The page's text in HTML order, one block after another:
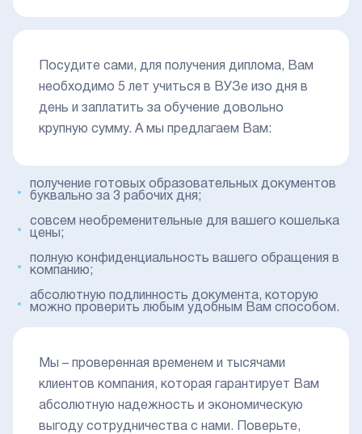
Посудите сами, для получения диплома, Вам
необходимо 5 лет учиться в ВУЗе изо дня в
день и заплатить за обучение довольно
крупную сумму. А мы предлагаем Вам:
получение готовых образовательных документов
буквально за 3 рабочих дня;
совсем необременительные для вашего кошелька
цены;
полную конфиденциальность вашего обращения в
компанию;
абсолютную подлинность документа, которую
можно проверить любым удобным Вам способом.
Мы – проверенная временем и тысячами
клиентов компания, которая гарантирует Вам
абсолютную надежность и экономическую
выгоду сотрудничества с нами. Поверьте,